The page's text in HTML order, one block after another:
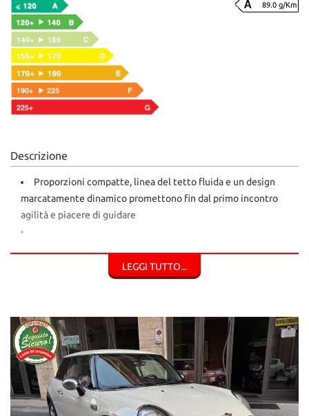
89.0 g/Km
Descrizione
Proporzioni compatte, linea del tetto fluida e un design
marcatamente dinamico promettono fin dal primo incontro
agilità e piacere di guidare
Motore 1.5 Turbo Diesel
70 kw
95 Cavalli
Cambio Manuale 6 Marce
Auto Tagliandata in Tutto
LEGGI TUTTO...